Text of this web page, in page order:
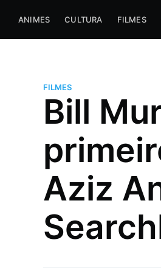
ANIMES CULTURA FILMES
FILMES
Bill
Aziz
Hugo Prudente
Um nerd viciado em música, animes e
series (incluindo tokusatsu) que trabalha
com DevOps a muitos anos e faz umas
paradas muito doidas!